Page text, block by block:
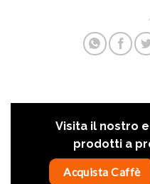
Visita il nostro
prodotti a
Acquista Caffè